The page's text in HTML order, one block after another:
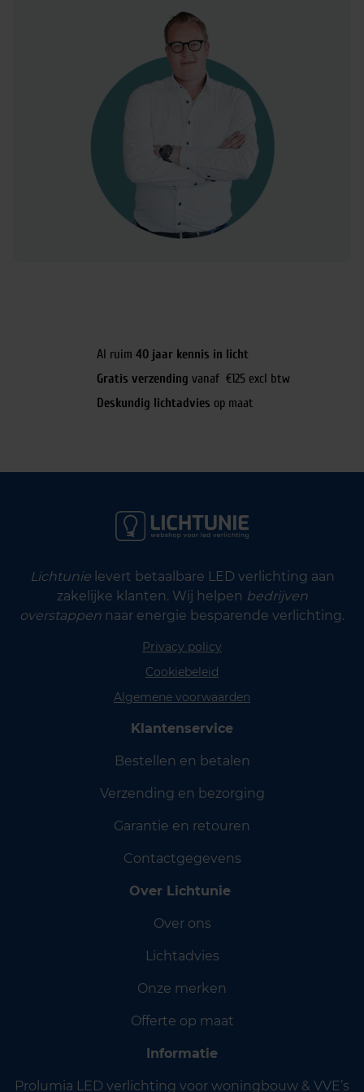
Al ruim 40 jaar kennis in licht
Gratis verzending vanaf €125 excl btw
Deskundig lichtadvies op maat
Lichtunielevert betaalbare LED verlichting aan
zakelijke klanten. Wij helpen bedrijven
overstappen naar energie besparende verlichting.
Privacy policy
Cookiebeleid
Algemene voorwaarden
Klantenservice
Bestellen en betalen
Verzending en bezorging
Garantie en retouren
Contactgegevens
Over Lichtunie
Over ons
Lichtadvies
Onze merken
Offerte op maat
Informatie
Prolumia LED verlichting voor woningbouw & VVE’s